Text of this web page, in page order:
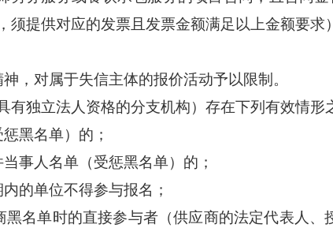
须提供对应的发票且发票金额满足以上金额要求
，对属于失信主体的报价活动予以限制。
独立法人资格的分支机构）存在下列有效情形
黑名单）的；
事人名单（受惩黑名单）的；
的单位不得参与报名；
名单时的直接参与者（供应商的法定代表人